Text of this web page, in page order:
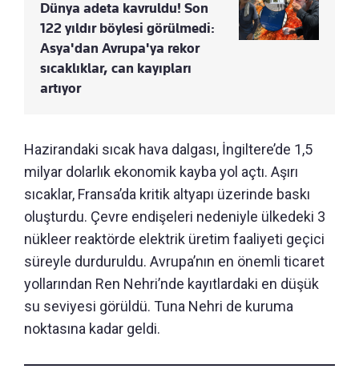
Dünya adeta kavruldu! Son
122 yıldır böylesi görülmedi:
Asya'dan Avrupa'ya rekor
sıcaklıklar, can kayıpları
artıyor
Hazirandaki sıcak hava dalgası, İngiltere’de 1,5
milyar dolarlık ekonomik kayba yol açtı. Aşırı
sıcaklar, Fransa’da kritik altyapı üzerinde baskı
oluşturdu. Çevre endişeleri nedeniyle ülkedeki 3
nükleer reaktörde elektrik üretim faaliyeti geçici
süreyle durduruldu. Avrupa’nın en önemli ticaret
yollarından Ren Nehri’nde kayıtlardaki en düşük
su seviyesi görüldü. Tuna Nehri de kuruma
noktasına kadar geldi.